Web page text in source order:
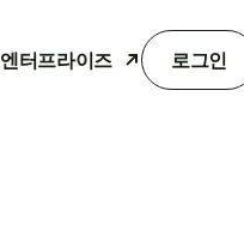
엔터프라이즈 로그인